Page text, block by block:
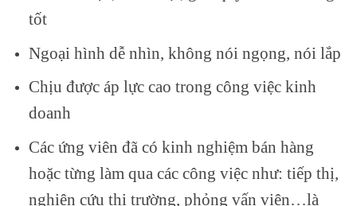
tốt
Ngoại hình dễ nhìn, không nói ngọng, nói lắp
Chịu được áp lực cao trong công việc kinh
doanh
Các ứng viên đã có kinh nghiệm bán hàng
hoặc từng làm qua các công việc như: tiếp thị,
nghiên cứu thị trường, phỏng vấn viên…là